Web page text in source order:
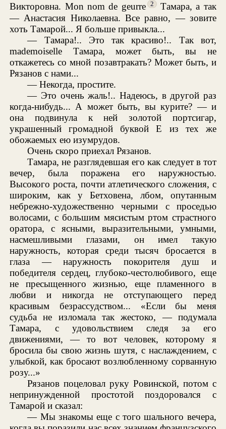
Викторовна. Mon nom de geurre
2 Тамара, а так
— Анастасия Николаевна. Все равно, — зовите
хоть Тамарой... Я больше привыкла...
— Тамара!.. Это так красиво!.. Так вот,
mademoiselle Тамара, может быть, вы не
откажетесь со мной позавтракать? Может быть, и
Рязанов с нами...
— Некогда, простите.
— Это очень жаль!.. Надеюсь, в другой раз
когда-нибудь... А может быть, вы курите? — и
она подвинула к ней золотой портсигар,
украшенный громадной буквой Е из тех же
обожаемых ею изумрудов.
Очень скоро приехал Рязанов.
Тамара, не разглядевшая его как следует в тот
вечер, была поражена его наружностью.
Высокого роста, почти атлетического сложения, с
широким, как у Бетховена, лбом, опутанным
небрежно-художественно черными с проседью
волосами, с большим мясистым ртом страстного
оратора, с ясными, выразительными, умными,
насмешливыми глазами, он имел такую
наружность, которая среди тысяч бросается в
глаза — наружность покорителя душ и
победителя сердец, глубоко-честолюбивого, еще
не пресыщенного жизнью, еще пламенного в
любви и никогда не отступающего перед
красивым безрассудством... «Если бы меня
судьба не изломала так жестоко, — подумала
Тамара, с удовольствием следя за его
движениями, — то вот человек, которому я
бросила бы свою жизнь шутя, с наслаждением, с
улыбкой, как бросают возлюбленному сорванную
розу...»
Рязанов поцеловал руку Ровинской, потом с
непринужденной простотой поздоровался с
Тамарой и сказал:
— Мы знакомы еще с того шального вечера,